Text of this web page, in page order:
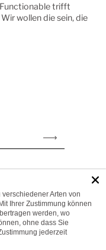
trifft
wollen die sein, die
Arten von
Ihrer Zustimmung können
werden, wo
ohne dass Sie
jederzeit